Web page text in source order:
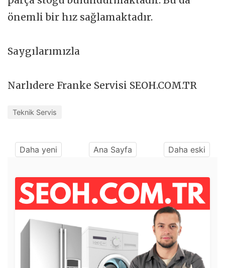
önemli bir hız sağlamaktadır.
Saygılarımızla
Narlıdere Franke Servisi SEOH.COM.TR
Teknik Servis
Daha yeni Ana Sayfa Daha eski